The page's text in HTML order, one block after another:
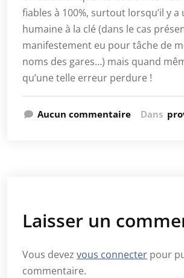
fiables à 100%, surtout lorsqu’il y a
humaine à la clé (dans le cas
manifestement eu pour tâche de
noms des gares…) mais quand
qu’une telle erreur perdure !
Aucun commentaire Dans
Laisser un
Vous devez vous connecter pour
commentaire.